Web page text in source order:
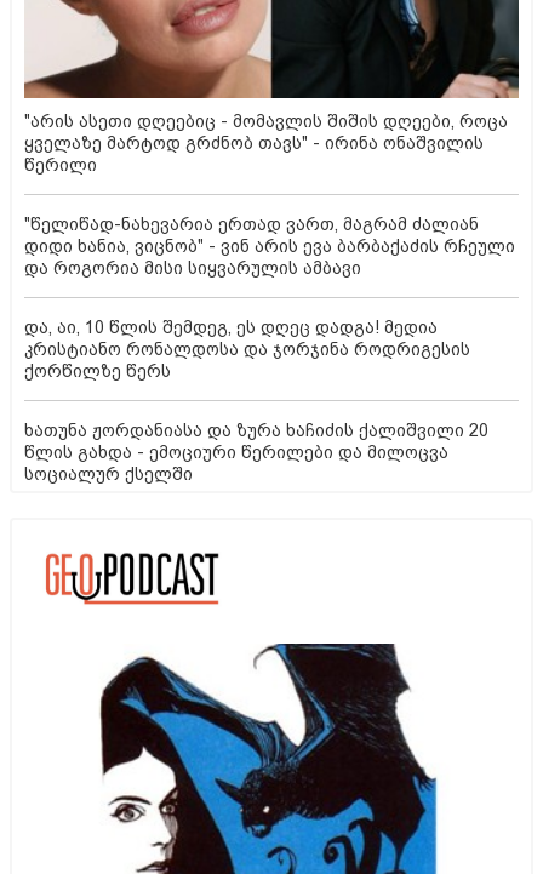
"არის ასეთი დღეებიც - მომავლის შიშის დღეები, როცა
ყველაზე მარტოდ გრძნობ თავს" - ირინა ონაშვილის
წერილი
"წელიწად-ნახევარია ერთად ვართ, მაგრამ ძალიან
დიდი ხანია, ვიცნობ" - ვინ არის ევა ბარბაქაძის რჩეული
და როგორია მისი სიყვარულის ამბავი
და, აი, 10 წლის შემდეგ, ეს დღეც დადგა! მედია
კრისტიანო რონალდოსა და ჯორჯინა როდრიგესის
ქორწილზე წერს
ხათუნა ჟორდანიასა და ზურა ხაჩიძის ქალიშვილი 20
წლის გახდა - ემოციური წერილები და მილოცვა
სოციალურ ქსელში